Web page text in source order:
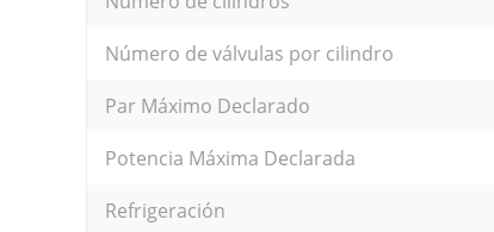
Número de válvulas por cilindro
Par Máximo Declarado
Potencia Máxima Declarada
Refrigeración